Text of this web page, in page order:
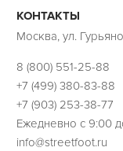
КОНТАКТЫ
Москва, ул.
8 (800) 551-25-88
+7 (499) 380-83-88
+7 (903) 253-38-77
Ежедневно с 9:00
info@streetfoot.ru